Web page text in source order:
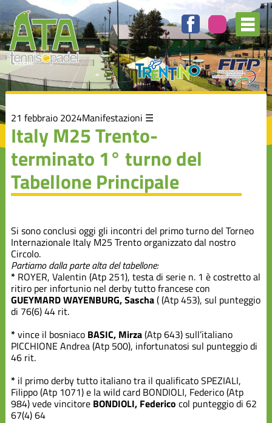
21 febbraio 2024Manifestazioni
Italy M25 Trento-
terminato 1° turno del
Tabellone Principale
Si sono conclusi oggi gli incontri del primo turno del Torneo
Internazionale Italy M25 Trento organizzato dal nostro
Circolo.
Partiamo dalla parte alta del tabellone:
*ROYER, Valentin (Atp 251), testa di serie n. 1 è costretto al
ritiro per infortunio nel derby tutto francese con
GUEYMARD WAYENBURG, Sascha( (Atp 453), sul punteggio
di 76(6) 44 rit.
*vince il bosniaco BASIC, Mirza(Atp 643) sull’italiano
PICCHIONE Andrea (Atp 500), infortunatosi sul punteggio di
46 rit.
*il primo derby tutto italiano tra il qualificato SPEZIALI,
Filippo (Atp 1071) e la wild card BONDIOLI, Federico (Atp
984) vede vincitore BONDIOLI, Federico col punteggio di 62
67(4) 64
degli
argomenti
delle
notizie:
Attività
Agonistica
Auguri
Campionato
A1
Manifestazioni
Rassegna
Stampa
Scuola
Federale
Varie